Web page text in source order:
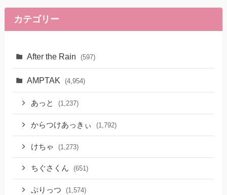
カテゴリー
After the Rain (597)
AMPTAK (4,954)
あっと (1,237)
からつけあっきぃ (1,792)
けちゃ (1,273)
ちぐさくん (651)
ぷりっつ (1,574)